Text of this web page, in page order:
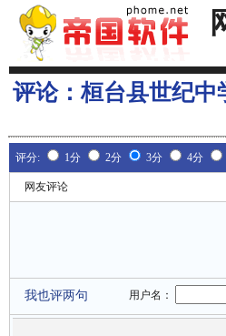
评论：桓台县世纪中
评分: 1分 2分 3分 4分
网友评论
我也评两句 用户名：